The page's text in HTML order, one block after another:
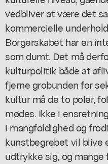
vedbliver at være det
kommercielle
Borgerskabet har en
som dumt. Det må
kulturpolitik både at
fjerne grobunden for
kultur må de to poler,
mødes. Ikke i
i mangfoldighed og
kunstbegrebet vil blive
udtrykke sig, og